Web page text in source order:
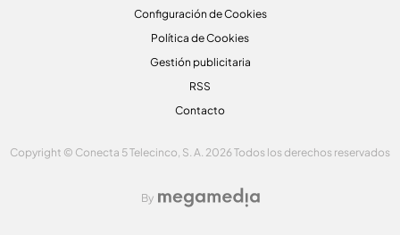
Configuración de Cookies
Política de Cookies
Gestión publicitaria
RSS
Contacto
Copyright © Conecta 5 Telecinco, S. A. 2026 Todos los derechos reservados
By